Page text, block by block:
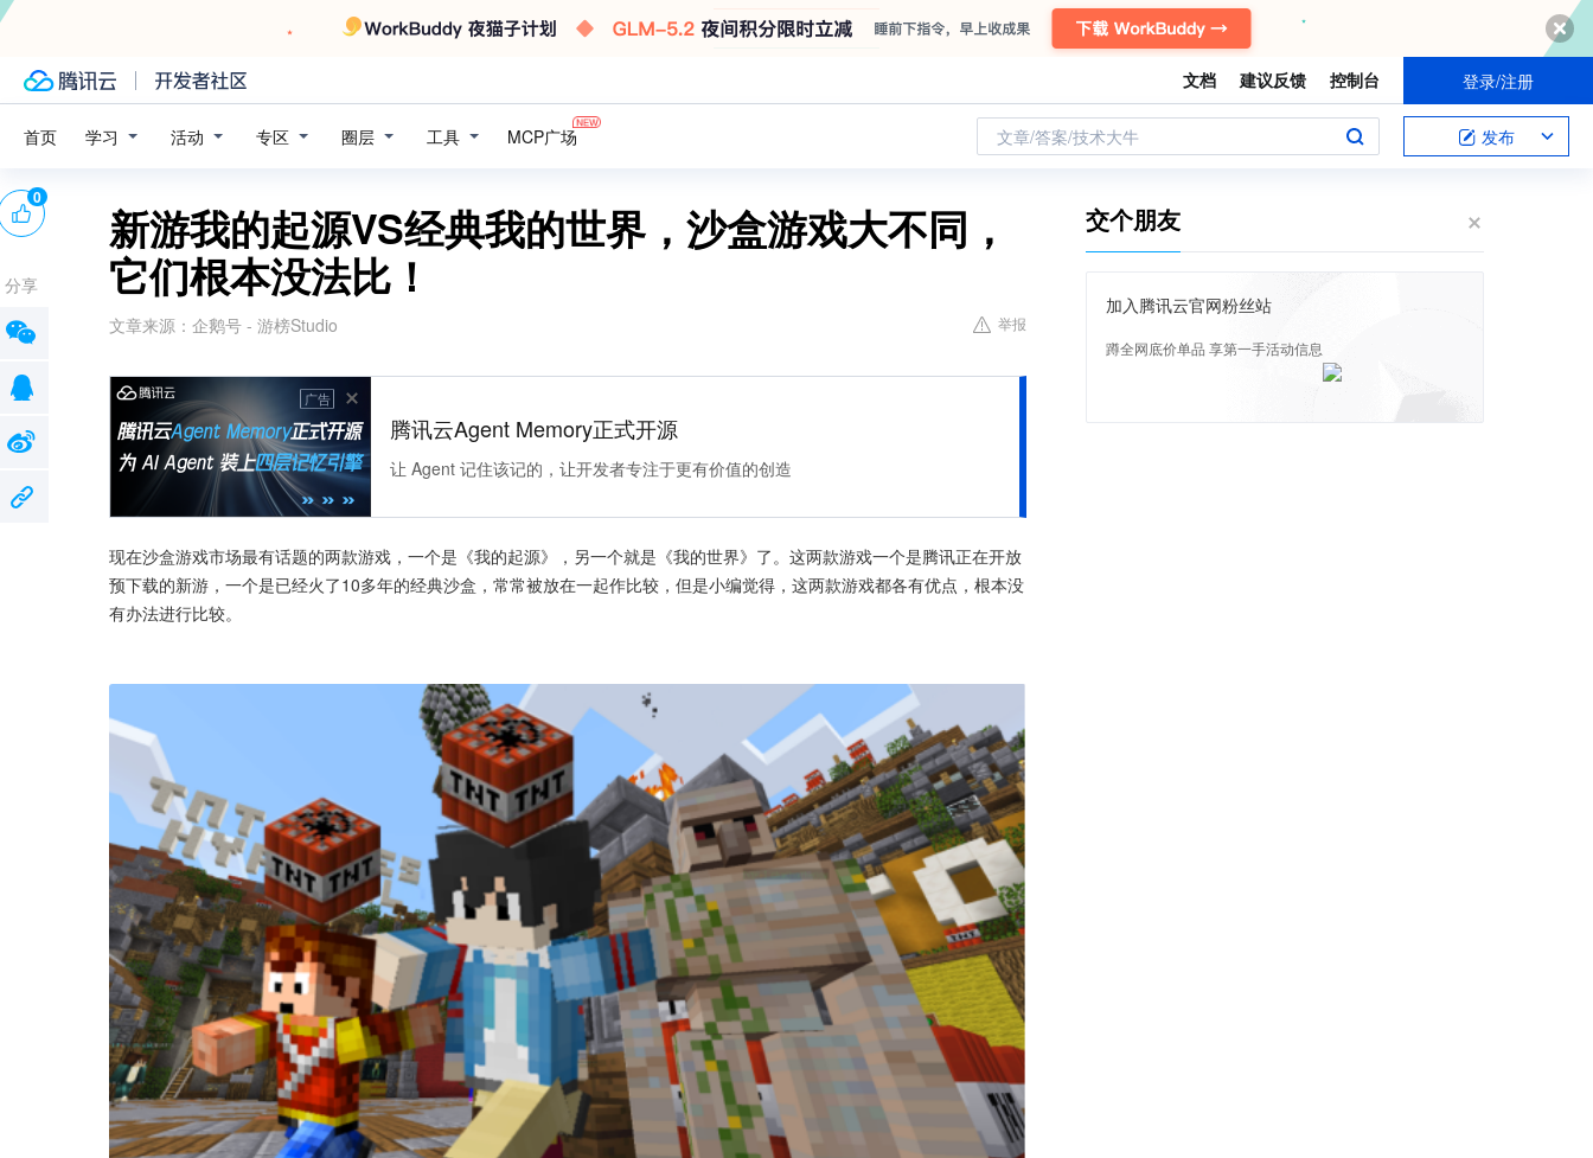
文档 建议反馈 控制台 登录/注册
首页 学习 活动 专区 圈层 工具 MCP广场 文章/答案/技术大牛 发布
新游我的起源VS经典我的世界，沙盒游戏大不同，
它们根本没法比！
文章来源： 企鹅号 - 游榜Studio 举报
广告
腾讯云Agent Memory正式开源
让 Agent 记住该记的，让开发者专注于更有价值的创造
现在沙盒游戏市场最有话题的两款游戏，一个是《我的起源》，另一个就是《我的世界》了。这两款游戏一个是腾讯正在开放
预下载的新游，一个是已经火了10多年的经典沙盒，常常被放在一起作比较，但是小编觉得，这两款游戏都各有优点，根本没
有办法进行比较。
0
分享
交个朋友
加入腾讯云官网粉丝站
蹲全网底价单品 享第一手活动信息